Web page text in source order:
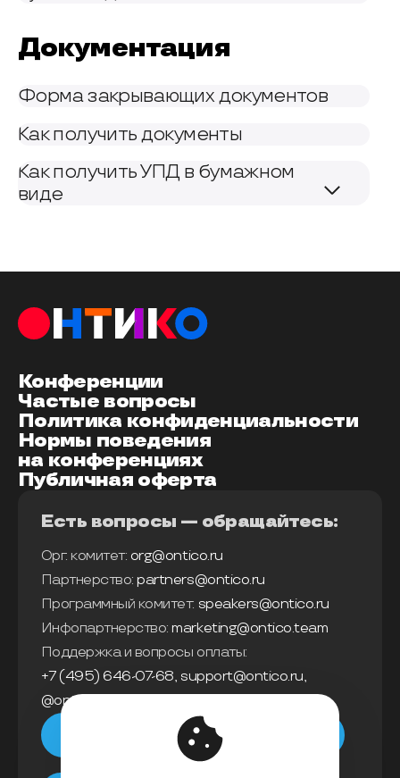
Документация
Форма закрывающих документов
Как получить документы
Как получить УПД в бумажном
виде
Конференции
Частые вопросы
Политика конфиденциальности
Нормы поведения
на конференциях
Публичная оферта
Есть вопросы — обращайтесь:
Орг. комитет: org@ontico.ru
Партнерство: partners@ontico.ru
Программный комитет: speakers@ontico.ru
Инфопартнерство: marketing@ontico.team
Поддержка и вопросы оплаты:
+7 (495) 646-07-68, support@ontico.ru,
@ontico_support
Мы в телеграм